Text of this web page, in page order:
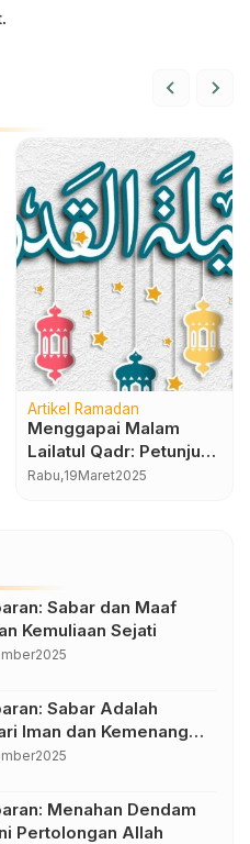
Artikel Ramadan
Menggapai Malam
Lailatul Qadr: Petunjuk
dari Al-Qur’an dan
Rabu,19Maret2025
Sabar dan Maaf
Kemuliaan Sejati
2025
Sabar Adalah
Iman dan Kemenangan
Diri2025
Menahan Dendam
Pertolongan Allah